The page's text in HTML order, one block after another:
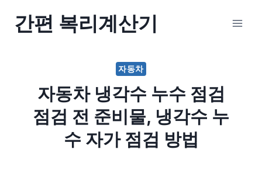
간편 복리계산기
자동차
자동차 냉각수 누수 점검
점검 전 준비물, 냉각수 누
수 자가 점검 방법